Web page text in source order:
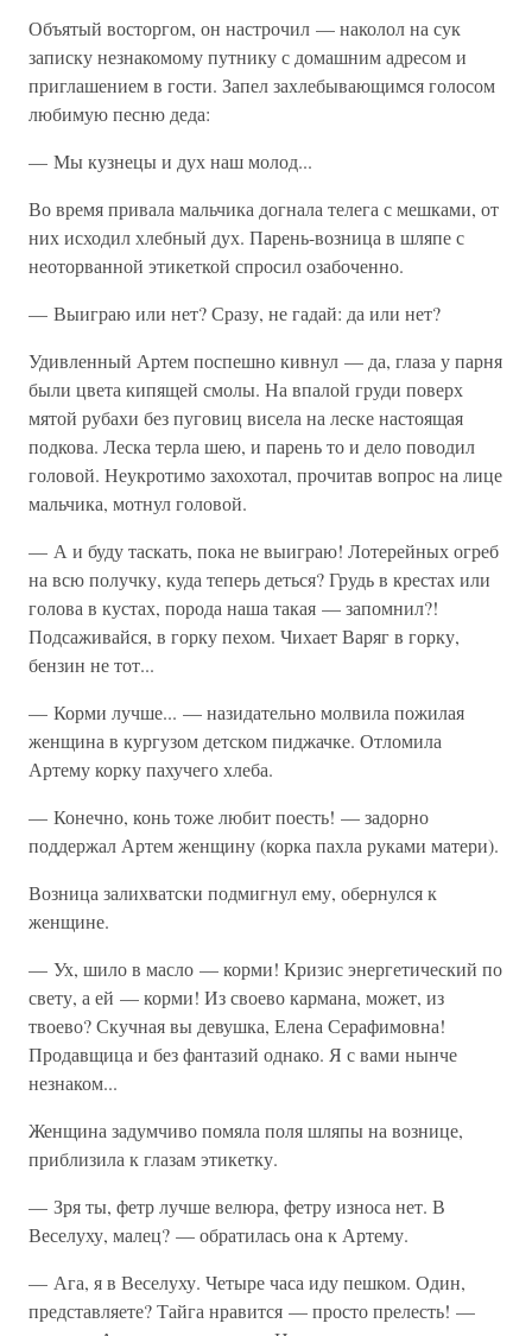
Объятый восторгом, он настрочил — наколол на сук
записку незнакомому путнику с домашним адресом и
приглашением в гости. Запел захлебывающимся голосом
любимую песню деда:
— Мы кузнецы и дух наш молод...
Во время привала мальчика догнала телега с мешками, от
них исходил хлебный дух. Парень-возница в шляпе с
неоторванной этикеткой спросил озабоченно.
— Выиграю или нет? Сразу, не гадай: да или нет?
Удивленный Артем поспешно кивнул — да, глаза у парня
были цвета кипящей смолы. На впалой груди поверх
мятой рубахи без пуговиц висела на леске настоящая
подкова. Леска терла шею, и парень то и дело поводил
головой. Неукротимо захохотал, прочитав вопрос на лице
мальчика, мотнул головой.
— А и буду таскать, пока не выиграю! Лотерейных огреб
на всю получку, куда теперь деться? Грудь в крестах или
голова в кустах, порода наша такая — запомнил?!
Подсаживайся, в горку пехом. Чихает Варяг в горку,
бензин не тот...
— Корми лучше... — назидательно молвила пожилая
женщина в кургузом детском пиджачке. Отломила
Артему корку пахучего хлеба.
— Конечно, конь тоже любит поесть! — задорно
поддержал Артем женщину (корка пахла руками матери).
Возница залихватски подмигнул ему, обернулся к
женщине.
— Ух, шило в масло — корми! Кризис энергетический по
свету, а ей — корми! Из своево кармана, может, из
твоево? Скучная вы девушка, Елена Серафимовна!
Продавщица и без фантазий однако. Я с вами нынче
незнаком...
Женщина задумчиво помяла поля шляпы на вознице,
приблизила к глазам этикетку.
— Зря ты, фетр лучше велюра, фетру износа нет. В
Веселуху, малец? — обратилась она к Артему.
— Ага, я в Веселуху. Четыре часа иду пешком. Один,
представляете? Тайга нравится — просто прелесть! —